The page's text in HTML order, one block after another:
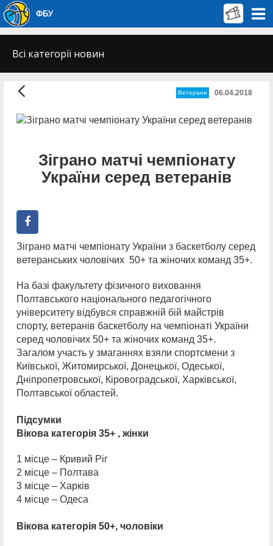
ФБУ
Всі категорії новин
Ветерани 06.04.2018
Зіграно матчі чемпіонату
України серед ветеранів
Зіграно матчі чемпіонату України з баскетболу серед
ветеранських чоловічих 50+ та жіночих команд 35+.
На базі факультету фізичного виховання
Полтавського національного педагогічного
університету відбувся справжній бій майстрів
спорту, ветеранів баскетболу на чемпіонаті України
серед чоловічих 50+ та жіночих команд 35+.
Загалом участь у змаганнях взяли спортсмени з
Київської, Житомирської, Донецької, Одеської,
Дніпропетровської, Кіровоградської, Харківської,
Полтавської областей.
Підсумки
Вікова категорія 35+ , жінки
1 місце – Кривий Ріг
2 місце – Полтава
3 місце – Харків
4 місце – Одеса
Вікова категорія 50+, чоловіки